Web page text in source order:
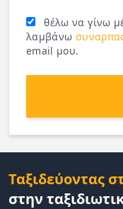
θέλω να γίνω
λαμβάνω
email μου.
Ταξιδεύοντας
στην